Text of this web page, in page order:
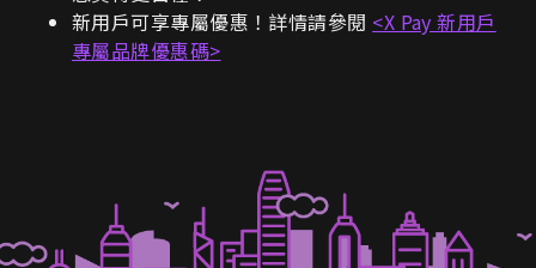
新用戶可享專屬優惠！詳情請參閱 <X Pay 新用戶
專屬品牌優惠碼>